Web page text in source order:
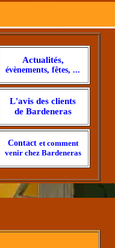
Actualités,
évènements, fêtes, ...
L'avis des clients
de Bardeneras
Contact et comment
venir chez Bardeneras